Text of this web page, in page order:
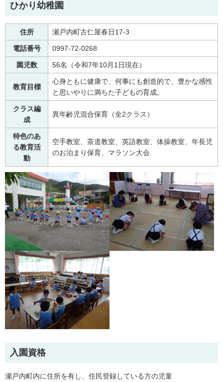
ひかり幼稚園
住所 瀬戸内町古仁屋春日17-3
電話番号 0997-72-0268
園児数 56名（令和7年10月1日現在）
教育目標
心身ともに健康で、何事にも創造的で、豊かな感性
と思いやりに満ちた子どもの育成。
クラス編
成
異年齢児混合保育（全2クラス）
特色のあ
る教育活
動
空手教室、茶道教室、英語教室、体操教室、年長児
のお泊まり保育、マラソン大会
入園資格
瀬戸内町内に住所を有し、住民登録している方の児童